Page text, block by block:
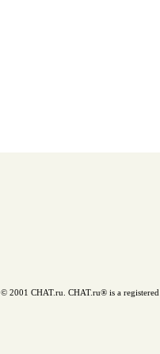
© 2001 CHAT.ru. CHAT.ru® is a